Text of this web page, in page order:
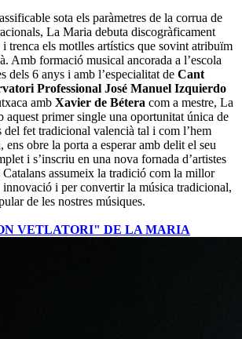
sota els paràmetres de la corrua de
La Maria debuta discogràficament
trenca els motlles artístics que sovint atribuïm
Amb formació musical ancorada a l’escola
dels 6 anys i amb l’especialitat de Cant
Professional José Manuel Izquierdo
amb Xavier de Bétera com a mestre, La
aquest primer single una oportunitat única de
del fet tradicional valencià tal i com l’hem
ens obre la porta a esperar amb delit el seu
i s’inscriu en una nova fornada d’artistes
Catalans assumeix la tradició com la millor
innovació i per convertir la música tradicional,
de les nostres músiques.
VETLATORI" DE LA MARIA